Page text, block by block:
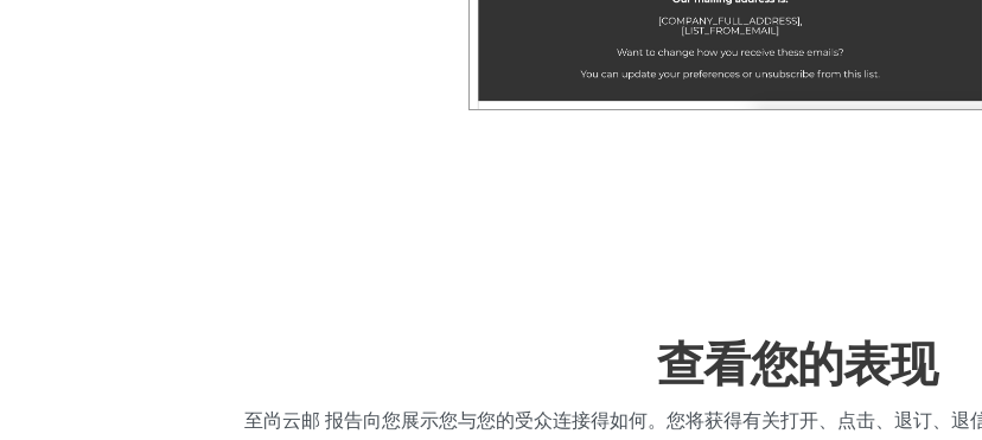
查看您的表现
至尚云邮 报告向您展示您与您的受众连接得如何。您将获得有关打开、点击、退订、退